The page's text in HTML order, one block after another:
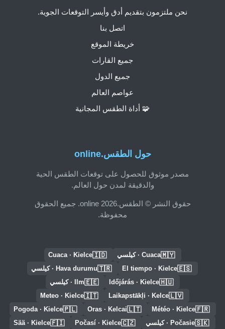
حول الطقس.online
مصدر موثوق للحصول على توقعات الطقس الحية
والدقيقة لمدن حول العالم.
حقوق النشر © الطقس.online 2026. جميع الحقوق
محفوظة.
نحن ملتزمون بتقديم أدق وأيسر التوقعات الجوية.
اتصل بنا
خريطة الموقع
جميع القارات
جميع الدول
عواصم العالم
🧩 أداة الطقس المجانية
🇲🇾Cuaca · كيلسي 🇮🇩
Cuaca · Kielce
🇪🇸
El tiempo · Kielce
🇹🇷Hava durumu · كيلسي
🇭🇺
Időjárás · Kielce
🇪🇪Ilm · كيلسي
🇱🇻
Laikapstākļi · Kelce
🇮🇹
Meteo · Kielce
🇫🇷
Météo · Kielce
🇱🇹
Oras · Kelcai
🇵🇱
Pogoda · Kielce
🇸🇰Počasie · كيلسي 🇨🇿
Počasí · Kielce
🇫🇮
Sää · Kielce